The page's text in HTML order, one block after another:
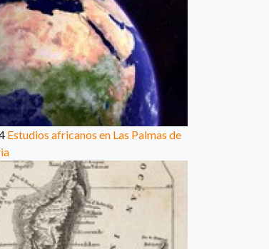
Estudios africanos en Las Palmas de